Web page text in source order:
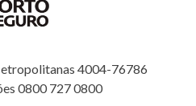
4004-76786
0800 727 0800